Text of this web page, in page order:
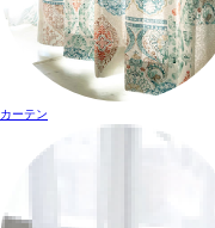
カーテン